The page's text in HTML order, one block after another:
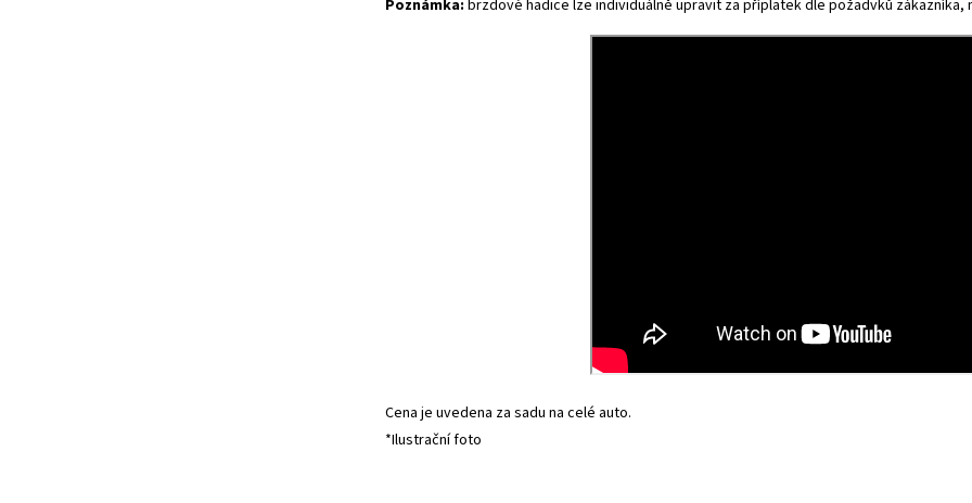
Poznámka: brzdové hadice lze individuálně upravit za příplatek dle požadvků zákazníka,
Cena je uvedena za sadu na celé auto.
*Ilustrační foto